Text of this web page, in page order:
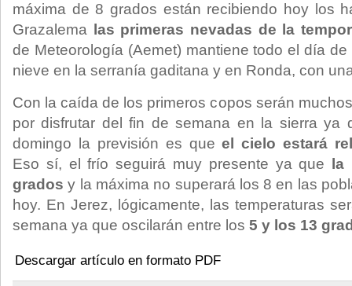
máxima de 8 grados están recibiendo hoy los
Grazalema
las primeras nevadas de la
de Meteorología (Aemet) mantiene todo el día
nieve en la serranía gaditana y en Ronda, con
Con la caída de los primeros copos serán
por disfrutar del fin de semana en la sierra ya
domingo la previsión es queel cielo estará
Eso sí, el frío seguirá muy presente ya que la
grados y la máxima no superará los 8 en las
hoy. En Jerez, lógicamente, las temperaturas
semana ya que oscilarán entre los 5 y los 13
Descargar artículo en formato PDF